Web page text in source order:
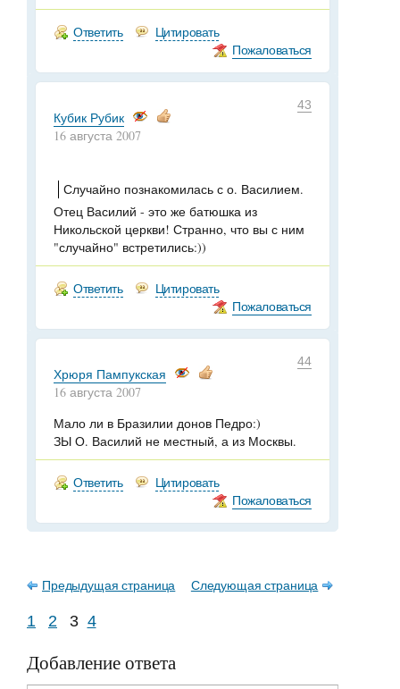
Ответить
Цитировать
Пожаловаться
43
Кубик Рубик
16 августа 2007
Случайно познакомилась с о. Василием.
Отец Василий - это же батюшка из
Никольской церкви! Странно, что вы с ним
"случайно" встретились:))
Ответить
Цитировать
Пожаловаться
44
Хрюря Пампукская
16 августа 2007
Мало ли в Бразилии донов Педро:)
ЗЫ О. Василий не местный, а из Москвы.
Ответить
Цитировать
Пожаловаться
Предыдущая страница Следующая страница
1 2 3 4
Добавление ответа